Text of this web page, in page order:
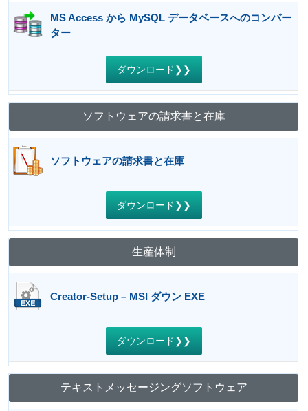
MS Access から MySQL データベースへのコンバー
ター
ダウンロード❯❯
ソフトウェアの請求書と在庫
ソフトウェアの請求書と在庫
ダウンロード❯❯
生産体制
Creator-Setup – MSI ダウン EXE
ダウンロード❯❯
テキストメッセージングソフトウェア